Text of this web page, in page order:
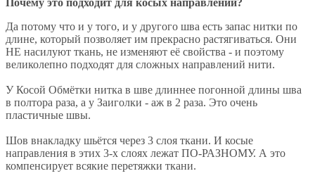
Почему это подходит для косых направлений?
Да потому что и у того, и у другого шва есть запас нитки по
длине, который позволяет им прекрасно растягиваться. Они
НЕ насилуют ткань, не изменяют её свойства - и поэтому
великолепно подходят для сложных направлений нити.
У Косой Обмётки нитка в шве длиннее погонной длины шва
в полтора раза, а у Заиголки - аж в 2 раза. Это очень
пластичные швы.
Шов внакладку шьётся через 3 слоя ткани. И косые
направления в этих 3-х слоях лежат ПО-РАЗНОМУ. А это
компенсирует всякие перетяжки ткани.